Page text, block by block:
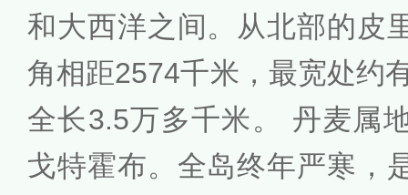
和大西洋之间。从北部的皮
角相距2574千米，最宽处约
全长3.5万多千米。 丹麦属
戈特霍布。全岛终年严寒，